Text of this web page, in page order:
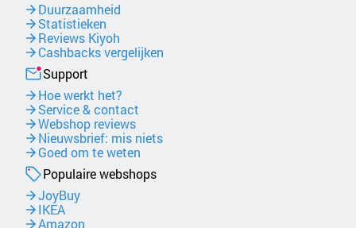
Duurzaamheid
Statistieken
Reviews Kiyoh
Cashbacks vergelijken
Support
Hoe werkt het?
Service & contact
Webshop reviews
Nieuwsbrief: mis niets
Goed om te weten
Populaire webshops
JoyBuy
IKEA
Amazon